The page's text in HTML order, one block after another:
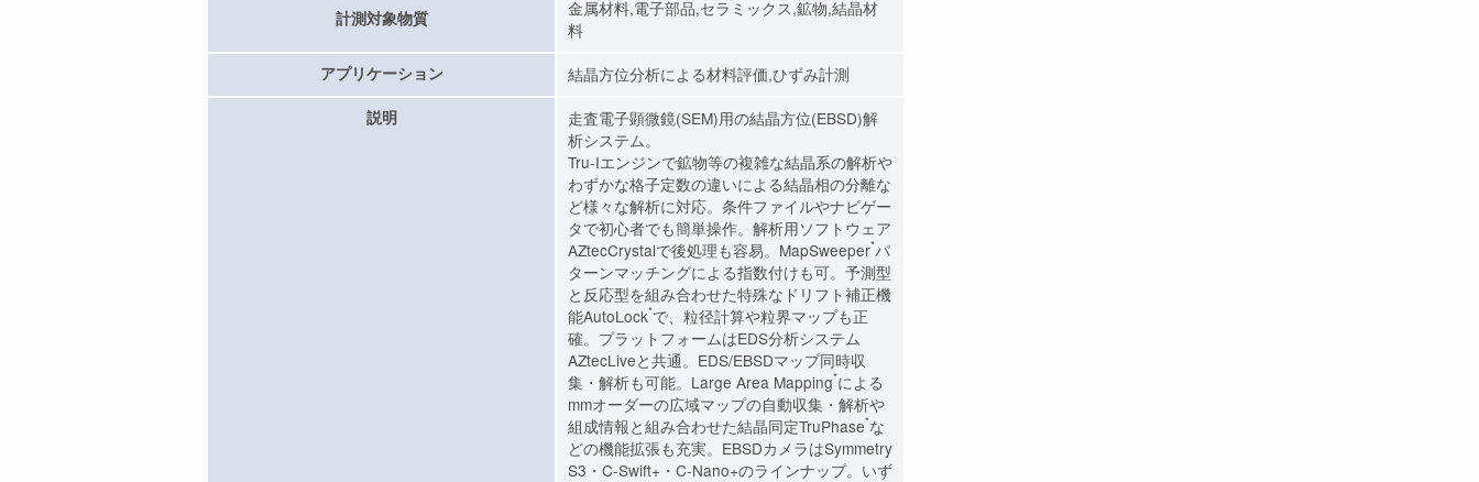
計測対象物質
金属材料,電子部品,セラミックス,鉱物,結晶材
料
アプリケーション 結晶方位分析による材料評価,ひずみ計測
説明
走査電子顕微鏡(SEM)用の結晶方位(EBSD)解
析システム。
Tru-Iエンジンで鉱物等の複雑な結晶系の解析や
わずかな格子定数の違いによる結晶相の分離な
ど様々な解析に対応。条件ファイルやナビゲー
タで初心者でも簡単操作。解析用ソフトウェア
AZtecCrystalで後処理も容易。MapSweeper*パ
ターンマッチングによる指数付けも可。予測型
と反応型を組み合わせた特殊なドリフト補正機
能AutoLock*で、粒径計算や粒界マップも正
確。プラットフォームはEDS分析システム
AZtecLiveと共通。EDS/EBSDマップ同時収
集・解析も可能。Large Area Mapping*による
mmオーダーの広域マップの自動収集・解析や
組成情報と組み合わせた結晶同定TruPhase*な
どの機能拡張も充実。EBSDカメラはSymmetry
S3・C-Swift+・C-Nano+のラインナップ。いず